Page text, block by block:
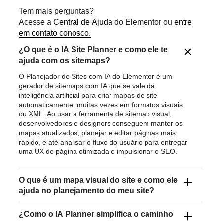
Tem mais perguntas?
Acesse aCentral de Ajudado Elementor ou entre
em contato conosco.
¿O que é o IA Site Planner e como ele te
ajuda com os sitemaps?
O Planejador de Sites com IA do Elementor é um
gerador de sitemaps com IA que se vale da
inteligência artificial para criar mapas de site
automaticamente, muitas vezes em formatos visuais
ou XML. Ao usar a ferramenta de sitemap visual,
desenvolvedores e designers conseguem manter os
mapas atualizados, planejar e editar páginas mais
rápido, e até analisar o fluxo do usuário para entregar
uma UX de página otimizada e impulsionar o SEO.
O que é um mapa visual do site e como ele
ajuda no planejamento do meu site?
do fluxo das páginas. Com um simples prompt de
¿Como o IA Planner simplifica o caminho